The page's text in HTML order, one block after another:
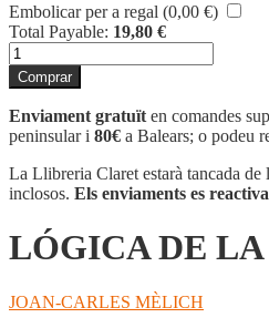
Embolicar per a regal (0,00 €)
Total Payable: 19,80 €
quantitat
de
LÓGICA
DE
LA
CRUELDAD
Comprar
Enviament gratuït en comandes
peninsular i 80€ a Balears; o podeu
La Llibreria Claret estarà tancada de
inclosos. Els enviaments es
LÓGICA DE
JOAN-CARLES MÈLICH